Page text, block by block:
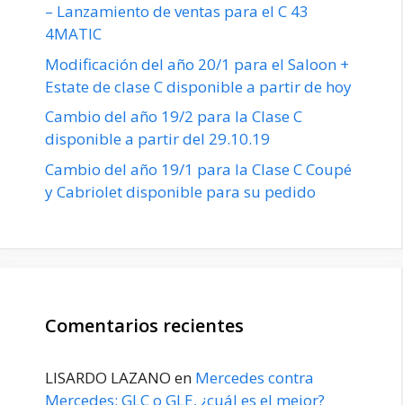
– Lanzamiento de ventas para el C 43
4MATIC
Modificación del año 20/1 para el Saloon +
Estate de clase C disponible a partir de hoy
Cambio del año 19/2 para la Clase C
disponible a partir del 29.10.19
Cambio del año 19/1 para la Clase C Coupé
y Cabriolet disponible para su pedido
Comentarios recientes
LISARDO LAZANO en Mercedes contra
Mercedes: GLC o GLE, ¿cuál es el mejor?